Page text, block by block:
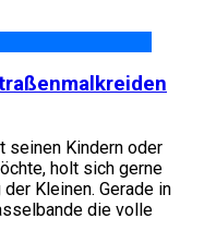
seinen Kindern oder
holt sich gerne
Kleinen. Gerade in
die volle